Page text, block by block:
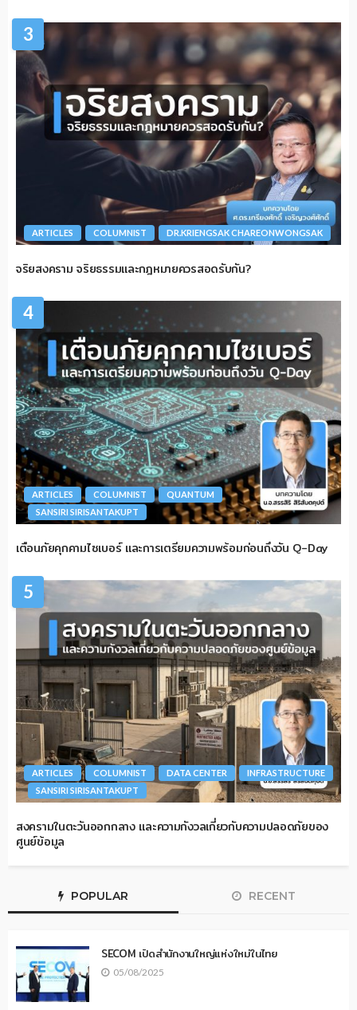
3
ARTICLES COLUMNIST DR.KRIENGSAK CHAREONWONGSAK
จริยสงคราม จริยธรรมและกฎหมายควรสอดรับกัน?
4
ARTICLES COLUMNIST
QUANTUM
SANSIRI SIRISANTAKUPT
เตือนภัยคุกคามไซเบอร์ และการเตรียมความพร้อมก่อนถึงวัน Q-Day
5
ARTICLES COLUMNIST DATA CENTER
INFRASTRUCTURE
SANSIRI SIRISANTAKUPT
สงครามในตะวันออกกลาง และความกังวลเกี่ยวกับความปลอดภัยของ
ศูนย์ข้อมูล
POPULAR RECENT
SECOM เปิดสำนักงานใหญ่แห่งใหม่ในไทย
05/08/2025